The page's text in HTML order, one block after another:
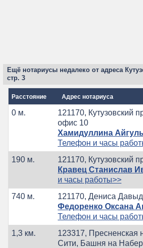
Ещё нотариусы недалеко от адреса
стр. 3
Расстояние Адрес нотариуса
0 м.
121170, Кутузовский
офис 10
Хамидуллина
Телефон и часы
190 м.
121170, Кутузовский
Кравец Станислав
и часы работы>>
740 м.
121170, Дениса
Федоренко Оксана
Телефон и часы
1,3 км.
123317, Пресненская
Сити, Башня на